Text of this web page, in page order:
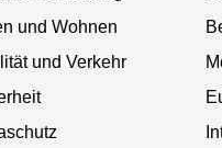
und Wohnen
und Verkehr